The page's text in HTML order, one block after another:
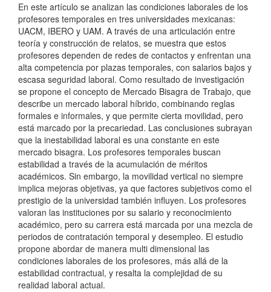
En este artículo se analizan las condiciones laborales de los
profesores temporales en tres universidades mexicanas:
UACM, IBERO y UAM. A través de una articulación entre
teoría y construcción de relatos, se muestra que estos
profesores dependen de redes de contactos y enfrentan una
alta competencia por plazas temporales, con salarios bajos y
escasa seguridad laboral. Como resultado de investigación
se propone el concepto de Mercado Bisagra de Trabajo, que
describe un mercado laboral híbrido, combinando reglas
formales e informales, y que permite cierta movilidad, pero
está marcado por la precariedad. Las conclusiones subrayan
que la inestabilidad laboral es una constante en este
mercado bisagra. Los profesores temporales buscan
estabilidad a través de la acumulación de méritos
académicos. Sin embargo, la movilidad vertical no siempre
implica mejoras objetivas, ya que factores subjetivos como el
prestigio de la universidad también influyen. Los profesores
valoran las instituciones por su salario y reconocimiento
académico, pero su carrera está marcada por una mezcla de
periodos de contratación temporal y desempleo. El estudio
propone abordar de manera multi dimensional las
condiciones laborales de los profesores, más allá de la
estabilidad contractual, y resalta la complejidad de su
realidad laboral actual.